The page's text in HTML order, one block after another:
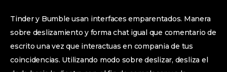
Tinder y Bumble usan interfaces emparentados. Manera
sobre deslizamiento y forma chat igual que comentario de
escrito una vez que interactuas en compania de tus
coincidencias. Utilizando modo sobre deslizar, desliza el